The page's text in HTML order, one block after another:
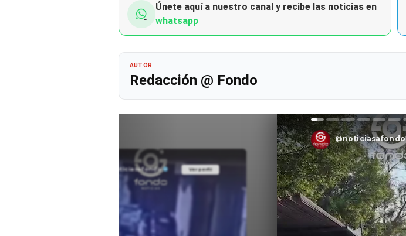
Únete aquí a nuestro canal y recibe las noticias en
whatsapp
AUTOR
Redacción @ Fondo
@noticiasafondo
Ver perfil
@noticiasafondo Ver perfil